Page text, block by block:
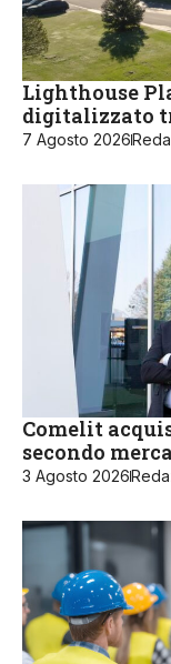
Lighthouse
digitalizzato
7 Agosto 2026
Comelit
secondo
3 Agosto 2026